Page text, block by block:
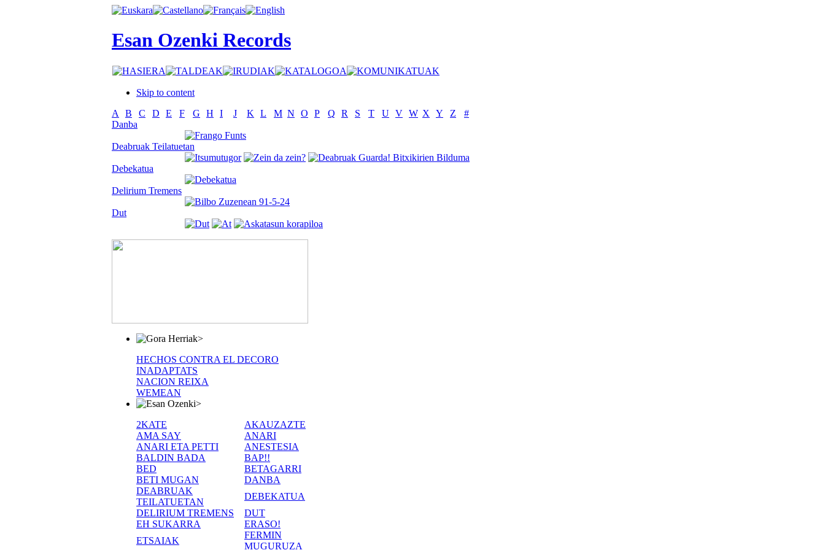
Esan Ozenki Records
Skip to content
A
B C D E F G H I J K L M N O P Q R S T U V W X Y Z
#
Danba
Deabruak Teilatuetan
Debekatua
Delirium Tremens
Dut
>
HECHOS CONTRA EL DECORO
INADAPTATS
NACION REIXA
WEMEAN
>
2KATE
AKAUZAZTE
AMA SAY
ANARI
ANARI ETA PETTI
ANESTESIA
BALDIN BADA
BAP!!
BED
BETAGARRI
BETI MUGAN
DANBA
DEABRUAK
TEILATUETAN
DEBEKATUA
DELIRIUM TREMENS
DUT
EH SUKARRA
ERASO!
ETSAIAK
FERMIN
MUGURUZA